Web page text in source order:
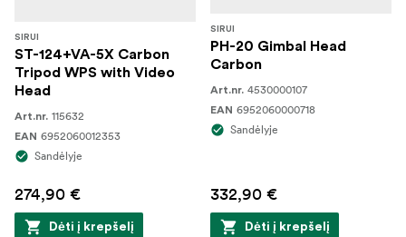
SIRUI
ST-124+VA-5X Carbon
Tripod WPS with Video
Head
Art.nr. 115632
EAN 6952060012353
Sandėlyje
274,90 €
Dėti į krepšelį
SIRUI
PH-20 Gimbal Head
Carbon
Art.nr. 4530000107
EAN 6952060000718
Sandėlyje
332,90 €
Dėti į krepšelį